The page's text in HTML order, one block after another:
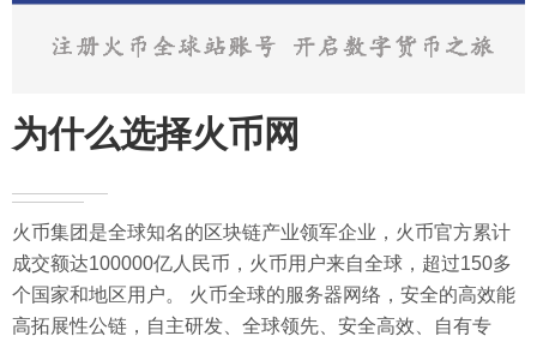
为什么选择火币网
火币集团是全球知名的区块链产业领军企业，火币官方累计
成交额达100000亿人民币，火币用户来自全球，超过150多
个国家和地区用户。 火币全球的服务器网络，安全的高效能
高拓展性公链，自主研发、全球领先、安全高效、自有专